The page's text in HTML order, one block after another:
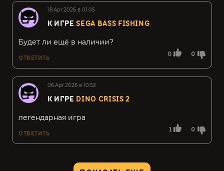
18.Apr.2026 в 01:05
К ИГРЕSEGA BASS FISHING
0 0
Будет ли ещё в наличии?
ОТВЕТИТЬ
06.Apr.2026 в 10:52
К ИГРЕ DINO CRISIS 2
1 0
легендарная игра
ОТВЕТИТЬ